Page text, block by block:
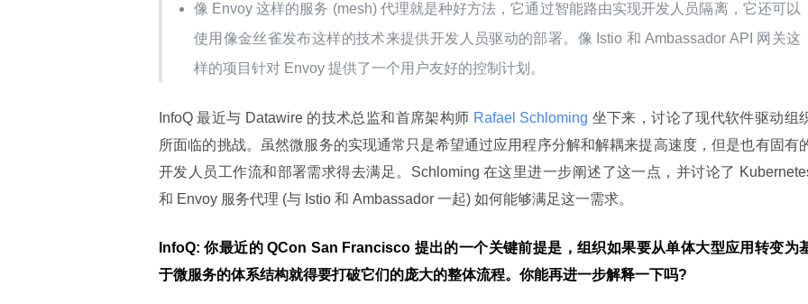
像 Envoy 这样的服务 (mesh) 代理就是种好方法，它通过智能路由实现开发人员隔离，它还可以
使用像金丝雀发布这样的技术来提供开发人员驱动的部署。像 Istio 和 Ambassador API 网关这
样的项目针对 Envoy 提供了一个用户友好的控制计划。
InfoQ 最近与 Datawire 的技术总监和首席架构师 Rafael Schloming 坐下来，讨论了现代软件驱动组
所面临的挑战。虽然微服务的实现通常只是希望通过应用程序分解和解耦来提高速度，但是也有固有
开发人员工作流和部署需求得去满足。Schloming 在这里进一步阐述了这一点，并讨论了
和 Envoy 服务代理 (与 Istio 和 Ambassador 一起) 如何能够满足这一需求。
InfoQ: 你最近的 QCon San Francisco 提出的一个关键前提是，组织如果要从单体大型应用转变为
于微服务的体系结构就得要打破它们的庞大的整体流程。你能再进一步解释一下吗?